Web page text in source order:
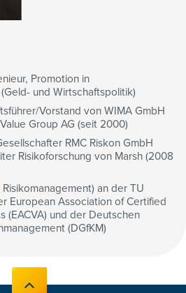
Promotion in
und Wirtschaftspolitik)
Vorstand von WIMA GmbH
Group AG (seit 2000)
RMC Riskon GmbH
Risikoforschung von Marsh (2008
an der TU
European Association of Certified
(EACVA) und der Deutschen
(DGfKM)